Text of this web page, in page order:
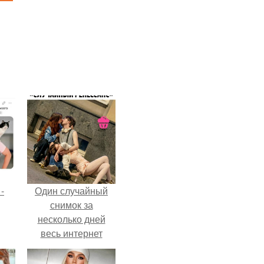
Один случайный
снимок за
несколько дней
весь интернет
облетел.